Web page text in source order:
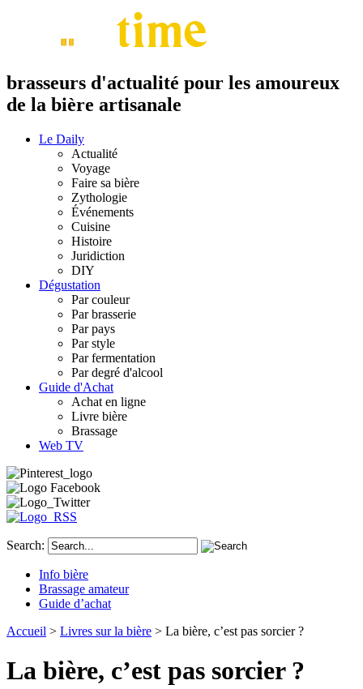
brasseurs d'actualité pour les amoureux
de la bière artisanale
Le Daily
Actualité
Voyage
Faire sa bière
Zythologie
Événements
Cuisine
Histoire
Juridiction
DIY
Dégustation
Par couleur
Par brasserie
Par pays
Par style
Par fermentation
Par degré d'alcool
Guide d'Achat
Achat en ligne
Livre bière
Brassage
Web TV
Search:
Info bière
Brassage amateur
Guide d’achat
Accueil > Livres sur la bière > La bière, c’est pas sorcier ?
La bière, c’est pas sorcier ?